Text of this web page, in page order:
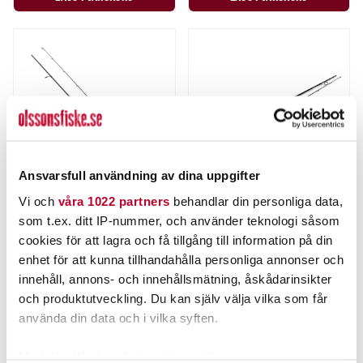
Ansvarsfull användning av dina uppgifter
Vi och våra 1022 partners behandlar din personliga data,
som t.ex. ditt IP-nummer, och använder teknologi såsom
cookies för att lagra och få tillgång till information på din
enhet för att kunna tillhandahålla personliga annonser och
innehåll, annons- och innehållsmätning, åskådarinsikter
och produktutveckling. Du kan själv välja vilka som får
använda din data och i vilka syften.
ABU GARCIA
ABU GARCIA SPIKE S VERTICAL
HASPEL 6,1" 14-35G.
1.099,00 kr
Rek. 1.249,00 kr
WESTIN
WESTIN W3 2ND VERTIKAL
HASPEL 6,2` 185CM 14-28G
1.489,00 kr